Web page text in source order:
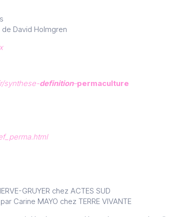
David Holmgren
synthese-definition–permaculture
GRUYER chez ACTES SUD
Carine MAYO chez TERRE VIVANTE